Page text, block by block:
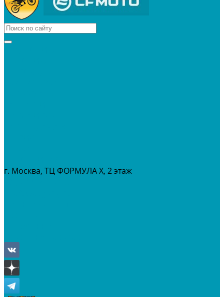
г. Москва, ТЦ ФОРМУЛА Х, 2 этаж